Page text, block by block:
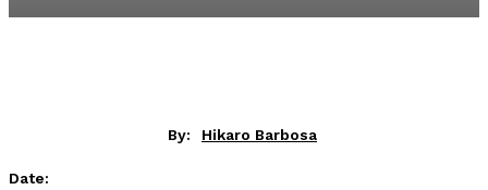
By: Hikaro Barbosa
Date: